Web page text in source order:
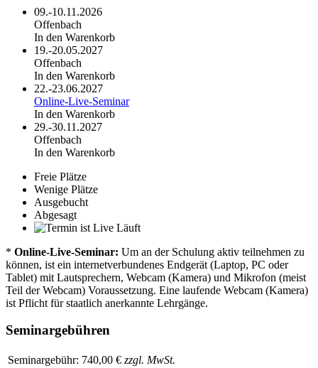
09.-10.11.2026
Offenbach
In den Warenkorb
19.-20.05.2027
Offenbach
In den Warenkorb
22.-23.06.2027
Online-Live-Seminar
In den Warenkorb
29.-30.11.2027
Offenbach
In den Warenkorb
Freie Plätze
Wenige Plätze
Ausgebucht
Abgesagt
Läuft
* Online-Live-Seminar: Um an der Schulung aktiv teilnehmen zu
können, ist ein internetverbundenes Endgerät (Laptop, PC oder
Tablet) mit Lautsprechern, Webcam (Kamera) und Mikrofon (meist
Teil der Webcam) Voraussetzung. Eine laufende Webcam (Kamera)
ist Pflicht für staatlich anerkannte Lehrgänge.
Seminargebühren
Seminargebühr: 740,00 € zzgl. MwSt.